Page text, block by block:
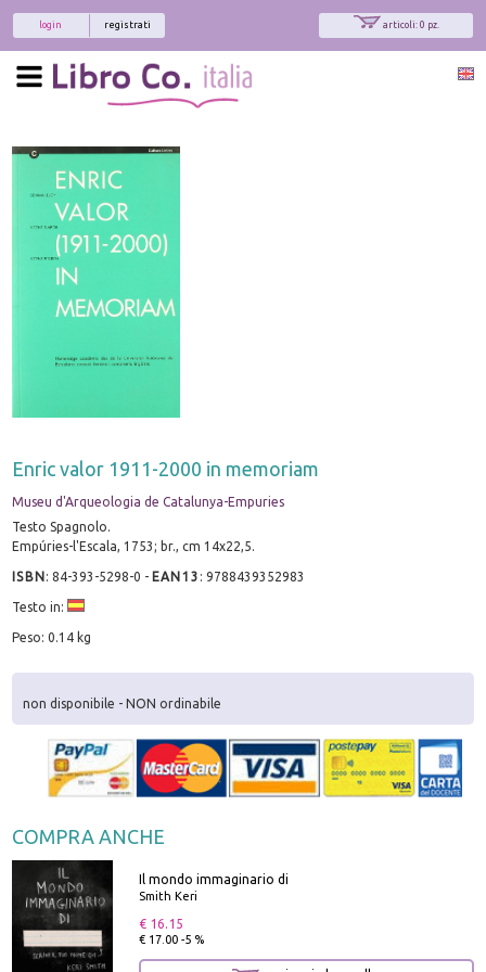
articoli: 0 pz.
registrati
login
Enric valor 1911-2000 in memoriam
Museu d'Arqueologia de Catalunya-Empuries
Testo Spagnolo.
Empúries-l'Escala, 1753; br., cm 14x22,5.
ISBN:84-393-5298-0 - EAN13 :9788439352983
Testo in:
Peso: 0.14 kg
non disponibile - NON ordinabile
COMPRA ANCHE
Il mondo immaginario di
Smith Keri
€ 16.15
€ 17.00 -5 %